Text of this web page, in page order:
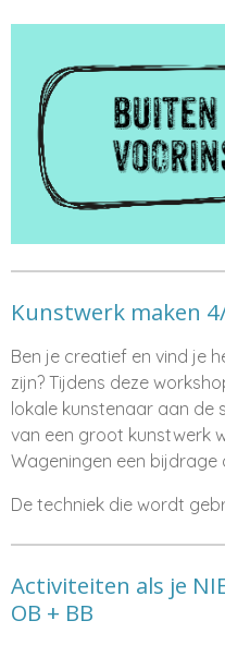
Kunstwerk maken
Ben je creatief en vind je
zijn? Tijdens deze
lokale kunstenaar aan de
van een groot kunstwerk
Wageningen een bijdrage
De techniek die wordt
Activiteiten als je
OB + BB